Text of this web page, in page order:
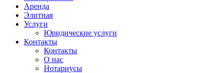
Аренда
Элитная
Услуги
Юридические услуги
Контакты
Контакты
О нас
Нотариусы